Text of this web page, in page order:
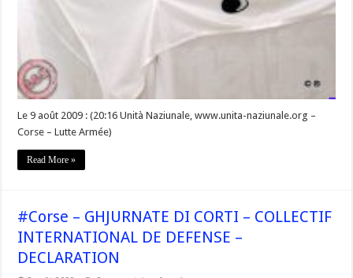
Le 9 août 2009 : (20:16 Unità Naziunale, www.unita-naziunale.org –
Corse – Lutte Armée)
Read More »
#Corse – GHJURNATE DI CORTI – COLLECTIF
INTERNATIONAL DE DEFENSE –
DECLARATION